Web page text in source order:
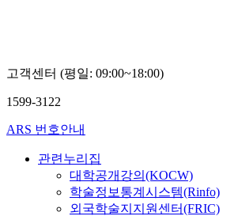
고객센터 (평일: 09:00~18:00)
1599-3122
ARS 번호안내
관련누리집
대학공개강의(KOCW)
학술정보통계시스템(Rinfo)
외국학술지지원센터(FRIC)